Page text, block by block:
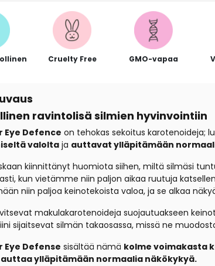
Cruelty Free GMO-vapaa
ravintolisä silmien hyvinvointiin
Eye Defence on tehokas sekoitus karotenoideja;
valolta ja auttavat ylläpitämään
kiinnittänyt huomiota siihen, miltä silmäsi
kun vietämme niin paljon aikaa ruutuja
niin paljoa keinotekoista valoa, ja se alkaa
makulakarotenoideja suojautuakseen
sijaitsevat silmän takaosassa, missä ne
Eye Defense sisältää nämä kolme voimakasta
ylläpitämään normaalia näkökykyä.